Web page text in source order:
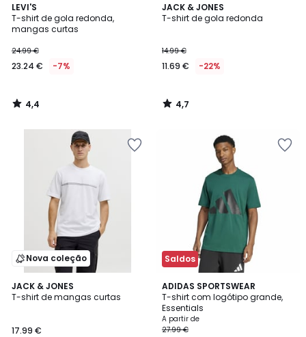
LEVI'S
T-shirt de gola redonda,
mangas curtas
24.99 €
23.24 € -7%
4,4
/ 5
4,4
/
JACK & JONES
T-shirt de gola redonda
14.99 €
11.69 € -22%
4,7
/ 5
4,7
/
Nova coleção
JACK & JONES
T-shirt de mangas curtas
17.99 €
3
Cores
Saldos
ADIDAS SPORTSWEAR
T-shirt com logótipo grande,
Essentials
A partir de
27.99 €
4,9
/ 5
2
Cores